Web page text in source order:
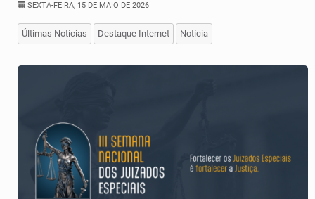
SEXTA-FEIRA, 15 DE MAIO DE 2026
Últimas Notícias Destaque Internet Notícia